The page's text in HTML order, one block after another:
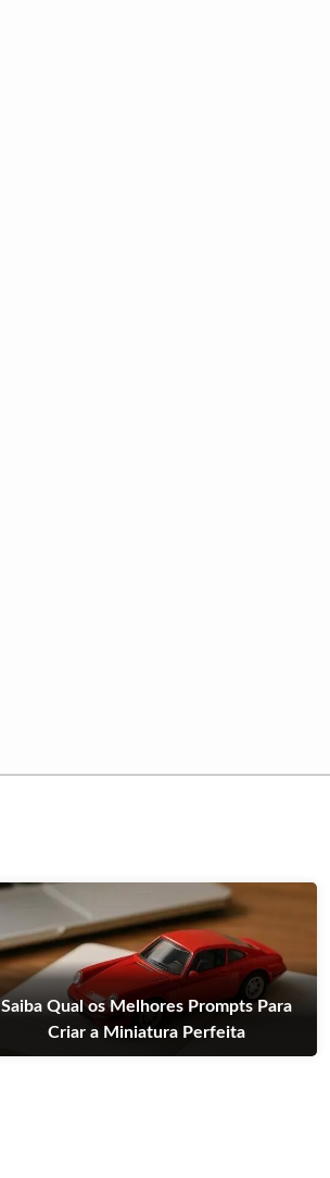
Saiba Qual os Melhores Prompts Para
Criar a Miniatura Perfeita